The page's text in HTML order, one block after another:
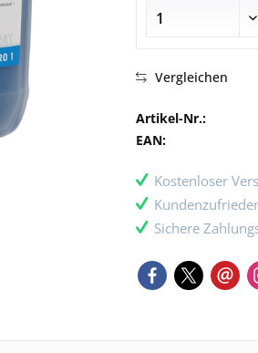
Vergleichen
Artikel-Nr.:
EAN:
Kostenloser
Sichere